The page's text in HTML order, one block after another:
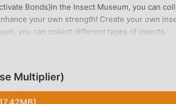
Bonds}In the Insect Museum, you can
your own strength! Create your own
you can collect different types of insects,
ser o maior site do mundo para baixar jogos
Multiplier)